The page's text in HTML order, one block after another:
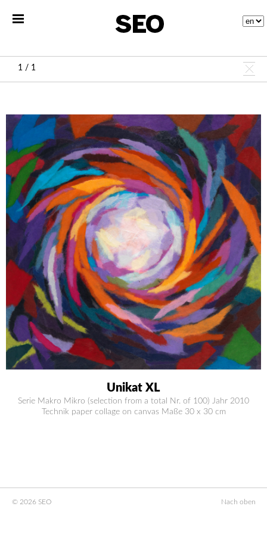
1 / 1
Unikat XL
Serie Makro Mikro (selection from a total Nr. of 100) Jahr 2010
Technik paper collage on canvas Maße 30 x 30 cm
© 2026 SEO Nach oben